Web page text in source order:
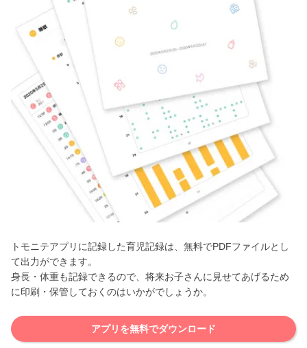
トモニテアプリに記録した育児記録は、無料でPDFファイルとし
て出力ができます。
身長・体重も記録できるので、将来お子さんに見せてあげるため
に印刷・保管しておくのはいかがでしょうか。
アプリを無料でダウンロード